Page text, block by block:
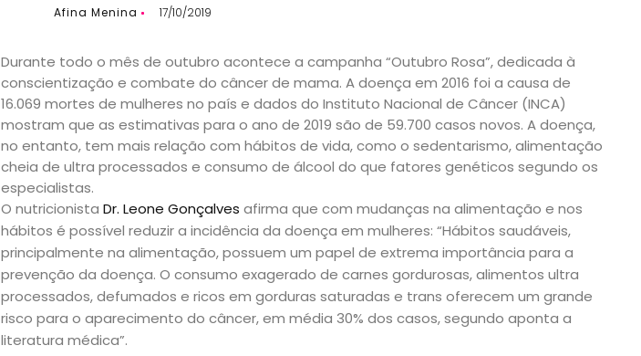
Início
Afina Menina 17/10/2019
Durante todo o mês de outubro acontece a campanha “Outubro Rosa”, dedicada à
conscientização e combate do câncer de mama. A doença em 2016 foi a causa de
16.069 mortes de mulheres no país e dados do Instituto Nacional de Câncer (INCA)
mostram que as estimativas para o ano de 2019 são de 59.700 casos novos. A doença,
no entanto, tem mais relação com hábitos de vida, como o sedentarismo, alimentação
cheia de ultra processados e consumo de álcool do que fatores genéticos segundo os
especialistas.
O nutricionista Dr. Leone Gonçalves afirma que com mudanças na alimentação e nos
hábitos é possível reduzir a incidência da doença em mulheres: “Hábitos saudáveis,
principalmente na alimentação, possuem um papel de extrema importância para a
prevenção da doença. O consumo exagerado de carnes gordurosas, alimentos ultra
processados, defumados e ricos em gorduras saturadas e trans oferecem um grande
risco para o aparecimento do câncer, em média 30% dos casos, segundo aponta a
literatura médica”.